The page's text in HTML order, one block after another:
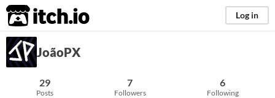
itch.io Log in
JoãoPX
29
Posts
7
Followers
6
Following